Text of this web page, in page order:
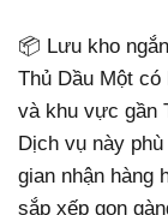
📦 Lưu kho
Thủ Dầu Một có
và khu vực gần
Dịch vụ này
gian nhận hàng
sắp xếp gọn